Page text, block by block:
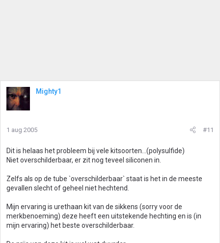
Mighty1
1 aug 2005 #11
Dit is helaas het probleem bij vele kitsoorten...(polysulfide)
Niet overschilderbaar, er zit nog teveel siliconen in.
Zelfs als op de tube `overschilderbaar` staat is het in de meeste
gevallen slecht of geheel niet hechtend.
Mijn ervaring is urethaan kit van de sikkens (sorry voor de
merkbenoeming) deze heeft een uitstekende hechting en is (in
mijn ervaring) het beste overschilderbaar.